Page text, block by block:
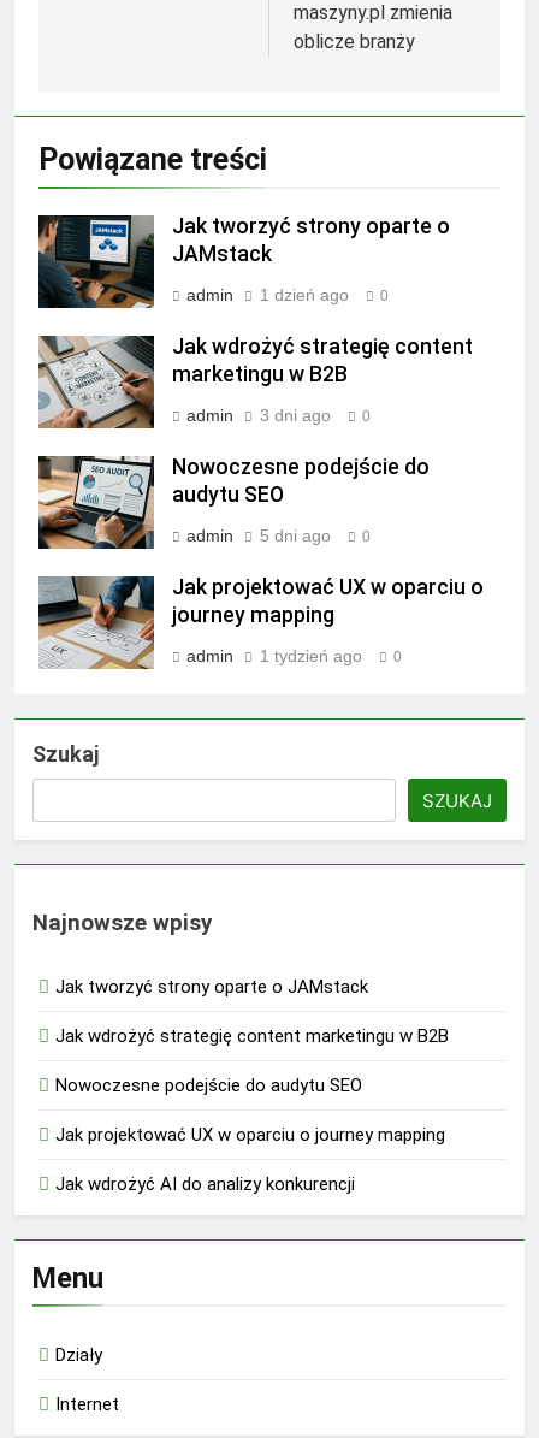
maszyny.pl zmienia
oblicze branży
Powiązane treści
Jak tworzyć strony oparte o
JAMstack
admin 1 dzień ago 0
Jak wdrożyć strategię content
marketingu w B2B
admin 3 dni ago 0
Nowoczesne podejście do
audytu SEO
admin 5 dni ago 0
Jak projektować UX w oparciu o
journey mapping
admin 1 tydzień ago 0
Szukaj
SZUKAJ
Najnowsze wpisy
Jak tworzyć strony oparte o JAMstack
Jak wdrożyć strategię content marketingu w B2B
Nowoczesne podejście do audytu SEO
Jak projektować UX w oparciu o journey mapping
Jak wdrożyć AI do analizy konkurencji
Menu
Działy
Internet